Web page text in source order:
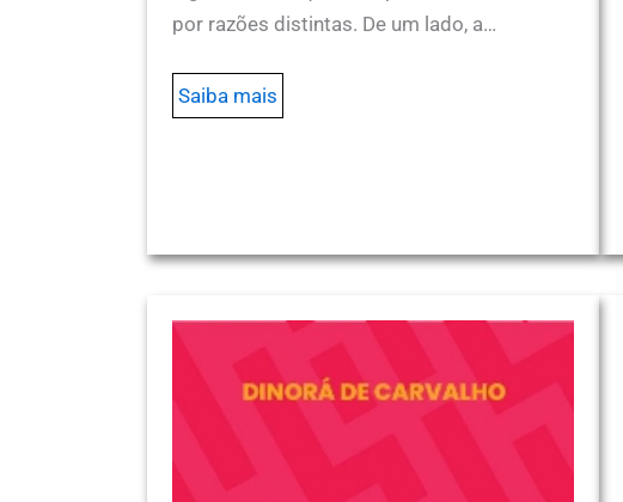
por razões distintas. De um lado, a…
Saiba mais